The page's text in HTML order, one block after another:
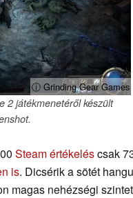
ⓘ Grinding Gear Games
2 játékmenetéről készült
Steam értékeléscsak
is. Dicsérik a sötét
magas nehézségi